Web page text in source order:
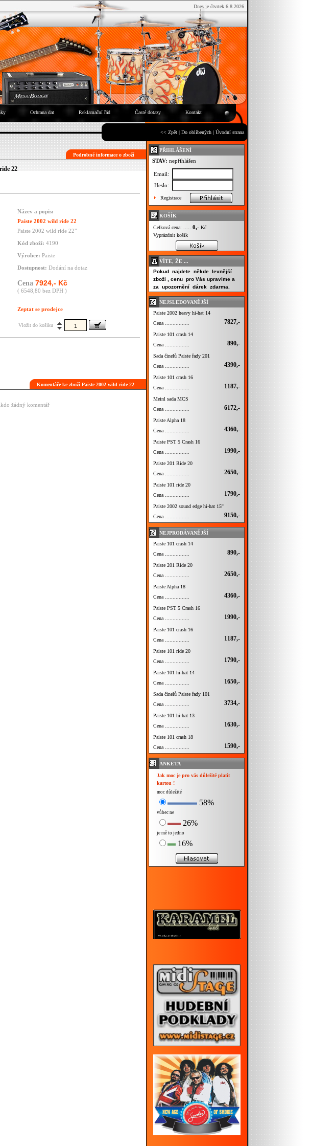
Dnes je čtvrtek 6.8.2026
Ochrana dat Reklamační řád Časté dotazy Kontakt
<< Zpět | Do oblíbených | Úvodní strana
Podrobné informace o zboží
22
Název a popis:
Paiste 2002 wild ride 22
Paiste 2002 wild ride 22"
Kód zboží: 4190
Výrobce: Paiste
Dostupnost: Dodání na dotaz
Cena 7924,- Kč
( 6548,80 bez DPH )
Zeptat se prodejce
Vložit do košíku
Komentáře ke zboží Paiste 2002 wild ride 22
žádný komentář
PŘIHLÁŠENÍ
STAV: nepřihlášen
Email:
Heslo:
Registrace
KOŠÍK
Celková cena: ..... 0,- Kč
Vyprázdnit košík
VÍTE, ŽE ...
Pokud najdete někde levnější
zboží , cenu pro Vás upravíme a
za upozornění dárek zdarma.
NEJSLEDOVANĚJŠÍ
Paiste 2002 heavy hi-hat 14
Cena ................
7827,-
Paiste 101 crash 14
Cena ................
890,-
Sada činelů Paiste řady 201
Cena ................
4390,-
Paiste 101 crash 16
Cena ................
1187,-
Meinl sada MCS
Cena ................
6172,-
Paiste Alpha 18
Cena ................
4360,-
Paiste PST 5 Crash 16
Cena ................
1990,-
Paiste 201 Ride 20
Cena ................
2650,-
Paiste 101 ride 20
Cena ................
1790,-
Paiste 2002 sound edge hi-hat 15''
Cena ................
9150,-
NEJPRODÁVANĚJŠÍ
Paiste 101 crash 14
Cena ................
890,-
Paiste 201 Ride 20
Cena ................
2650,-
Paiste Alpha 18
Cena ................
4360,-
Paiste PST 5 Crash 16
Cena ................
1990,-
Paiste 101 crash 16
Cena ................
1187,-
Paiste 101 ride 20
Cena ................
1790,-
Paiste 101 hi-hat 14
Cena ................
1650,-
Sada činelů Paiste řady 101
Cena ................
3734,-
Paiste 101 hi-hat 13
Cena ................
1630,-
Paiste 101 crash 18
Cena ................
1590,-
ANKETA
Jak moc je pro vás důležité platit
kartou !
moc důležité
58%
vůbec ne
26%
je mě to jedno
16%